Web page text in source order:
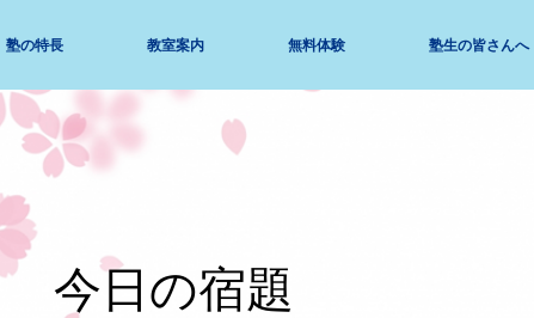
塾の特長 教室案内 無料体験 塾生の皆さんへ
今日の宿題